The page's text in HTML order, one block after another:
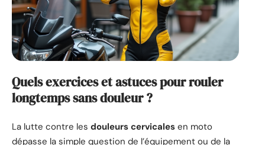
Quels exercices et astuces pour rouler
longtemps sans douleur ?
La lutte contre les douleurs cervicales en moto
dépasse la simple question de l’équipement ou de la